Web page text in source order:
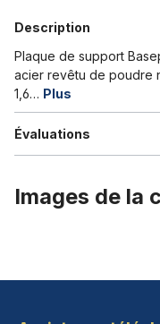
Description
Plaque de support
acier revêtu de poudre
1,6… Plus
Évaluations
Images de la